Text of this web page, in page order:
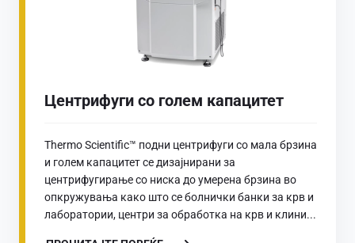
Центрифуги со голем капацитет
Thermo Scientific™ подни центрифуги со мала брзина
и голем капацитет се дизајнирани за
центрифугирање со ниска до умерена брзина во
опкружувања како што се болнички банки за крв и
лаборатории, центри за обработка на крв и клини...